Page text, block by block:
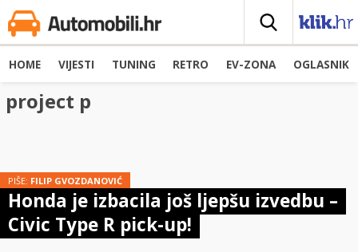
HOME VIJESTI TUNING RETRO EV-ZONA OGLASNIK
project p
PIŠE: FILIP GVOZDANOVIĆ
Honda je izbacila još ljepšu izvedbu –
Civic Type R pick-up!